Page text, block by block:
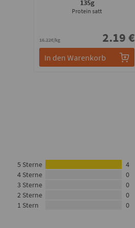
135g
Protein satt
16.22€/kg 2.19 €
In den Warenkorb
5 Sterne
4
4 Sterne
0
3 Sterne
0
2 Sterne
0
1 Stern
0